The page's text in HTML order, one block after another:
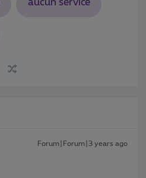
aucun service
Forum|Forum|3 years ago